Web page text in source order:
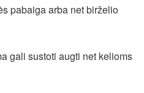
pabaiga arba net birželio
gali sustoti augti net kelioms